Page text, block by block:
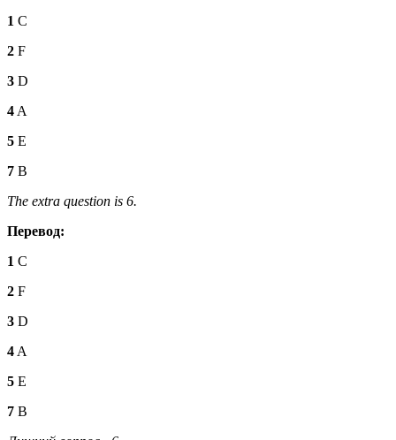
1 C
2 F
3 D
4 A
5 E
7 B
The extra question is 6.
Перевод:
1 C
2 F
3 D
4 A
5 E
7 B